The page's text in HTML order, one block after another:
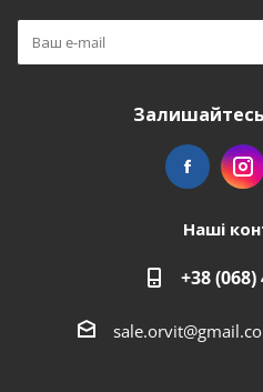
Наші
+38 (068)